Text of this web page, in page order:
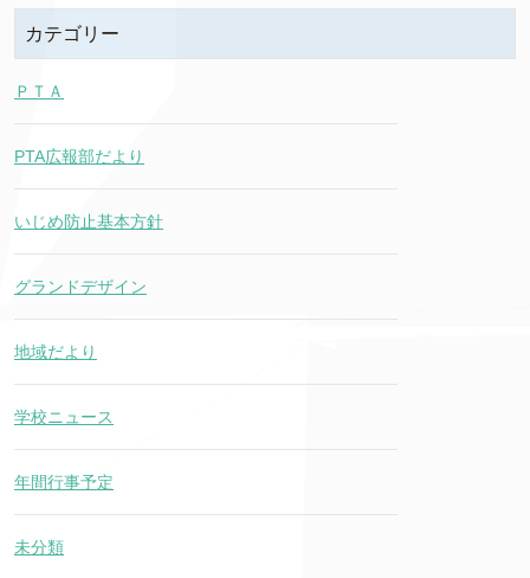
カテゴリー
ＰＴＡ
PTA広報部だより
いじめ防止基本方針
グランドデザイン
地域だより
学校ニュース
年間行事予定
未分類